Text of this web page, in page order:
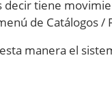
decir tiene
de Catálogos /
manera el